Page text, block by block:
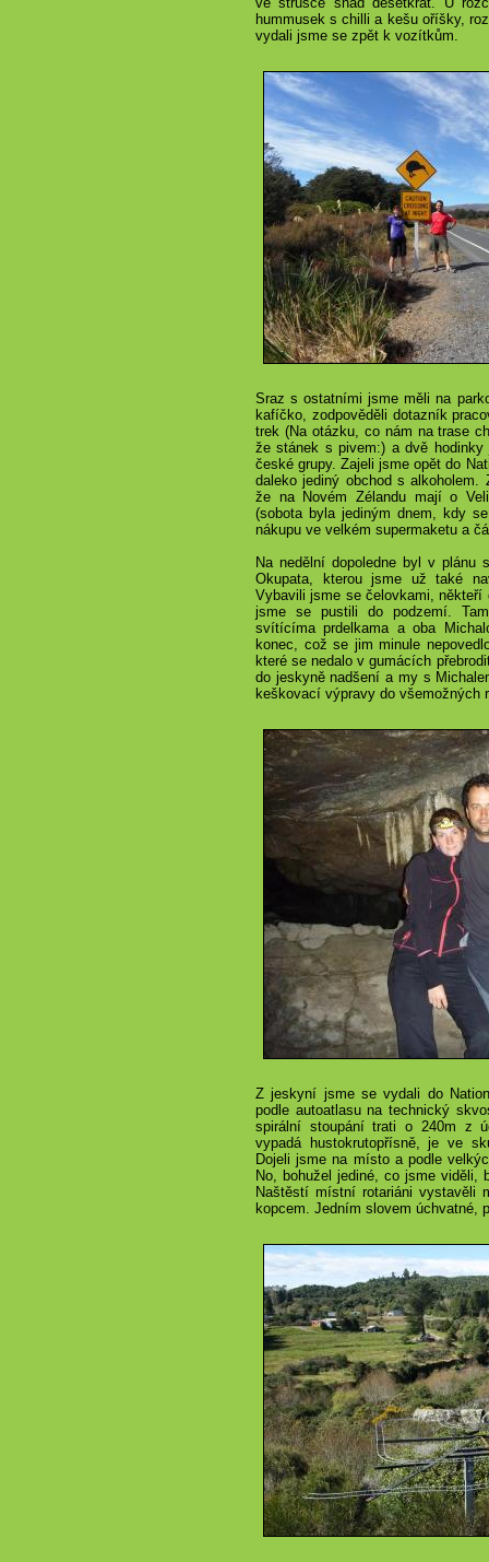
hummusek s chilli a kešu oříšky,
vydali jsme se zpět k vozítkům.
Sraz s ostatními jsme měli na
kafíčko, zodpověděli dotazník
trek (Na otázku, co nám na trase
že stánek s pivem:) a dvě
české grupy. Zajeli jsme opět do
daleko jediný obchod s
že na Novém Zélandu mají o
(sobota byla jediným dnem, kdy
nákupu ve velkém supermaketu a
Na nedělní dopoledne byl v plánu
Okupata, kterou jsme už také
Vybavili jsme se čelovkami, někteří
jsme se pustili do podzemí.
svítícíma prdelkama a oba
konec, což se jim minule
které se nedalo v gumácích
do jeskyně nadšení a my s
keškovací výpravy do všemožných
Z jeskyní jsme se vydali do
podle autoatlasu na technický
spirální stoupání trati o 240m z
vypadá hustokrutopřísně, je ve
Dojeli jsme na místo a podle
No, bohužel jediné, co jsme
Naštěstí místní rotariáni vystavěli
kopcem. Jedním slovem úchvatné,